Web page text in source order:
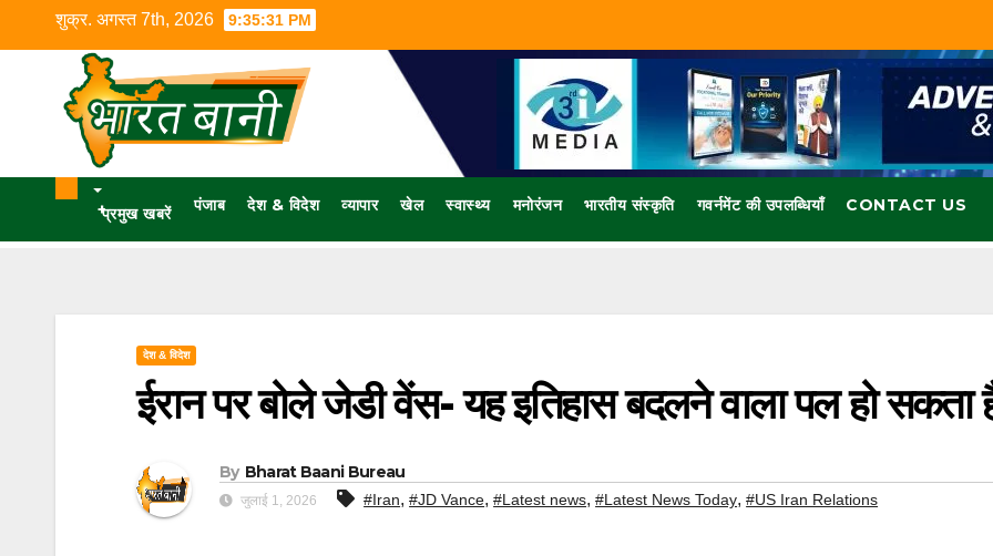
शुक्र. अगस्त 7th, 2026 9:35:32 PM
+प्रमुख खबरें पंजाब देश & विदेश व्यापार खेल स्वास्थ्य मनोरंजन भारतीय संस्कृति गवर्नमेंट की उपलब्धियाँ CONTACT US
देश & विदेश
ईरान पर बोले जेडी वेंस- यह इतिहास बदलने वाला पल हो सकता
By Bharat Baani Bureau
जुलाई 1, 2026 #Iran,#JD Vance,#Latest news,#Latest News Today,#US Iran Relations